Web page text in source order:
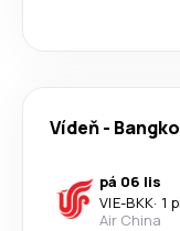
Vídeň-
pá 06 lis
VIE-BKK· 1
Air China